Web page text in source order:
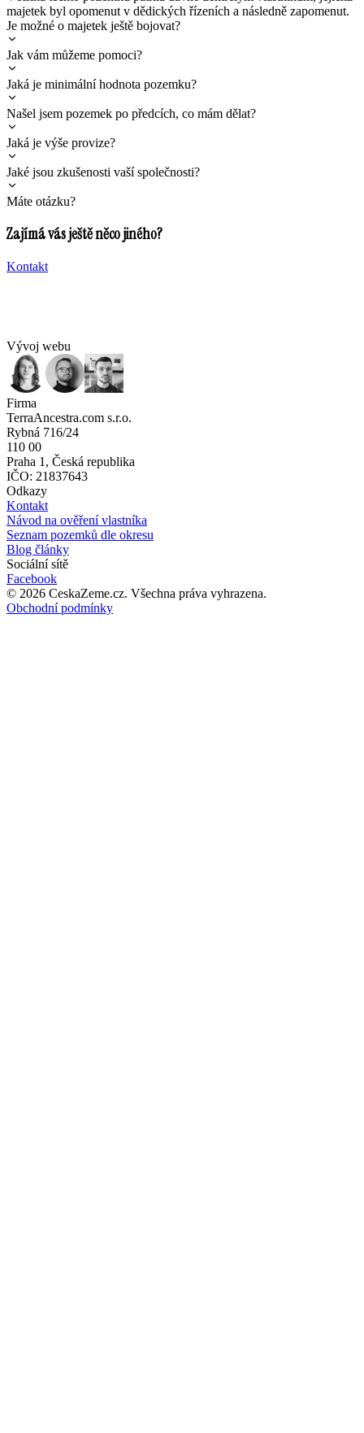
majetek byl opomenut v dědických řízeních a následně zapomenut.
Je možné o majetek ještě bojovat?
Jak vám můžeme pomoci?
Jaká je minimální hodnota pozemku?
Našel jsem pozemek po předcích, co mám dělat?
Jaká je výše provize?
Jaké jsou zkušenosti vaší společnosti?
Máte otázku?
Zajímá vás ještě něco jiného?
Kontakt
Vývoj webu
Firma
TerraAncestra.com s.r.o.
Rybná 716/24
110 00
Praha 1, Česká republika
IČO: 21837643
Odkazy
Kontakt
Návod na ověření vlastníka
Seznam pozemků dle okresu
Blog články
Sociální sítě
Facebook
© 2026 CeskaZeme.cz. Všechna práva vyhrazena.
Obchodní podmínky